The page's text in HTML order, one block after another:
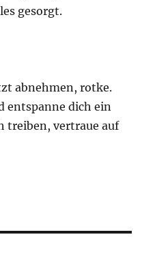
gesorgt.
abnehmen, rotke.
entspanne dich ein
treiben, vertraue auf